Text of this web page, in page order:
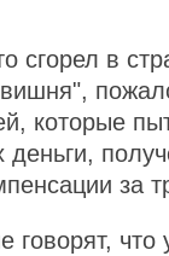
сгорел в
которые
деньги,
за
говорят, что